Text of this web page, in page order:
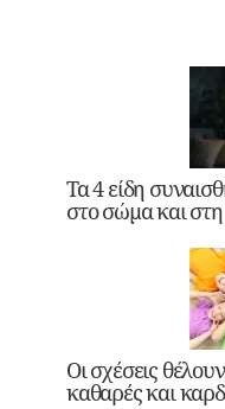
Τα 4 είδη
στο σώμα και
Οι σχέσεις
καθαρές και